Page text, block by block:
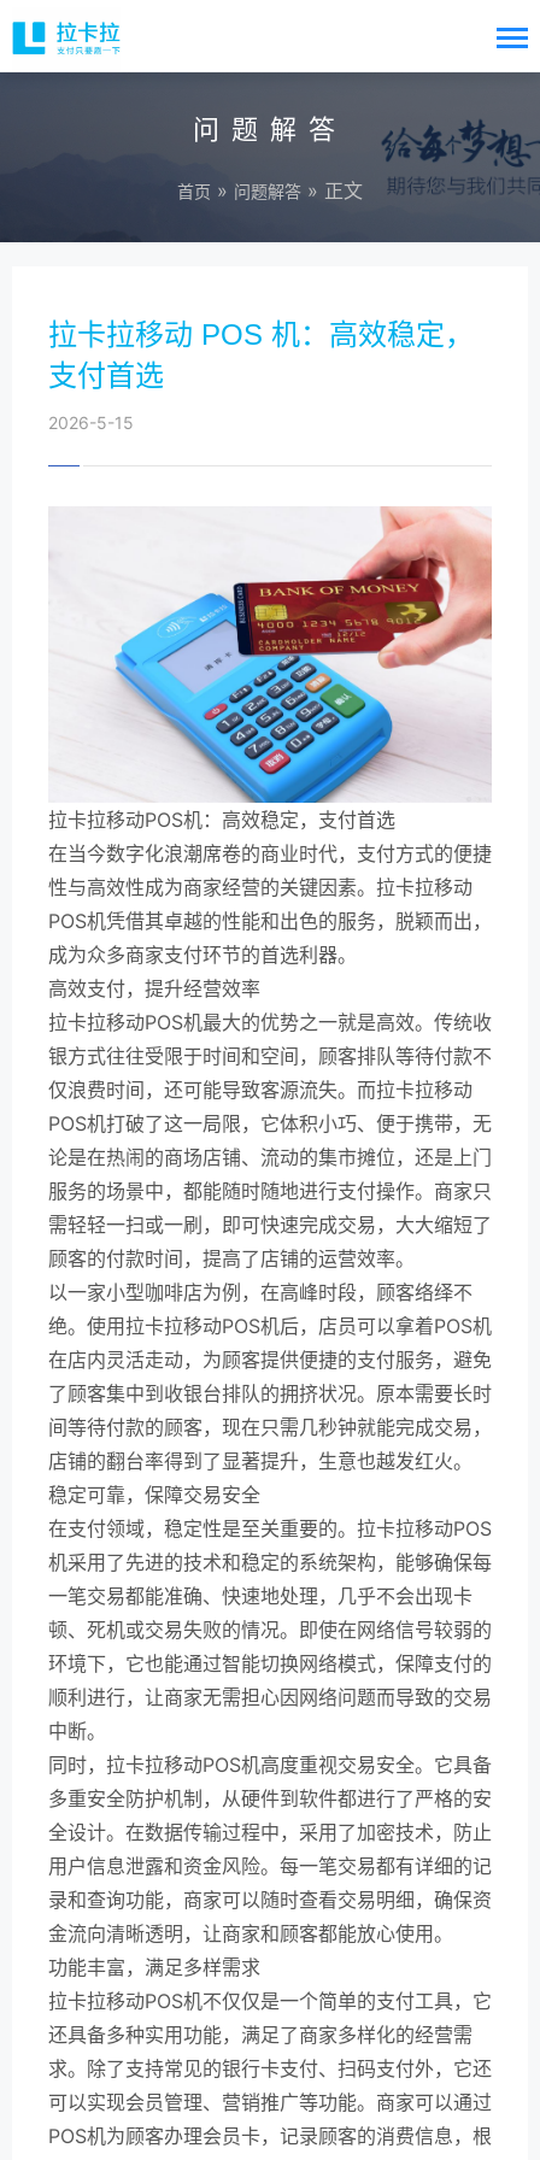
问题解答
首页 » 问题解答 » 正文
拉卡拉移动 POS 机：高效稳定，
支付首选
2026-5-15
拉卡拉移动POS机：高效稳定，支付首选
在当今数字化浪潮席卷的商业时代，支付方式的便捷
性与高效性成为商家经营的关键因素。拉卡拉移动
POS机凭借其卓越的性能和出色的服务，脱颖而出，
成为众多商家支付环节的首选利器。
高效支付，提升经营效率
拉卡拉移动POS机最大的优势之一就是高效。传统收
银方式往往受限于时间和空间，顾客排队等待付款不
仅浪费时间，还可能导致客源流失。而拉卡拉移动
POS机打破了这一局限，它体积小巧、便于携带，无
论是在热闹的商场店铺、流动的集市摊位，还是上门
服务的场景中，都能随时随地进行支付操作。商家只
需轻轻一扫或一刷，即可快速完成交易，大大缩短了
顾客的付款时间，提高了店铺的运营效率。
以一家小型咖啡店为例，在高峰时段，顾客络绎不
绝。使用拉卡拉移动POS机后，店员可以拿着POS机
在店内灵活走动，为顾客提供便捷的支付服务，避免
了顾客集中到收银台排队的拥挤状况。原本需要长时
间等待付款的顾客，现在只需几秒钟就能完成交易，
店铺的翻台率得到了显著提升，生意也越发红火。
稳定可靠，保障交易安全
在支付领域，稳定性是至关重要的。拉卡拉移动POS
机采用了先进的技术和稳定的系统架构，能够确保每
一笔交易都能准确、快速地处理，几乎不会出现卡
顿、死机或交易失败的情况。即使在网络信号较弱的
环境下，它也能通过智能切换网络模式，保障支付的
顺利进行，让商家无需担心因网络问题而导致的交易
中断。
同时，拉卡拉移动POS机高度重视交易安全。它具备
多重安全防护机制，从硬件到软件都进行了严格的安
全设计。在数据传输过程中，采用了加密技术，防止
用户信息泄露和资金风险。每一笔交易都有详细的记
录和查询功能，商家可以随时查看交易明细，确保资
金流向清晰透明，让商家和顾客都能放心使用。
功能丰富，满足多样需求
拉卡拉移动POS机不仅仅是一个简单的支付工具，它
还具备多种实用功能，满足了商家多样化的经营需
求。除了支持常见的银行卡支付、扫码支付外，它还
可以实现会员管理、营销推广等功能。商家可以通过
POS机为顾客办理会员卡，记录顾客的消费信息，根